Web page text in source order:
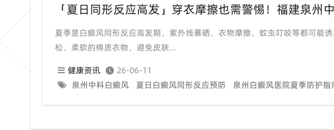
夏季是白癜风同形反应高发期，紫外线暴晒、衣物摩擦、蚊虫叮咬等都可能
松、柔软的棉质衣物，避免皮肤...
健康资讯
26-06-11
泉州中科白癜风
夏日白癜风同形反应预防 泉州白癜风医院夏季防护指